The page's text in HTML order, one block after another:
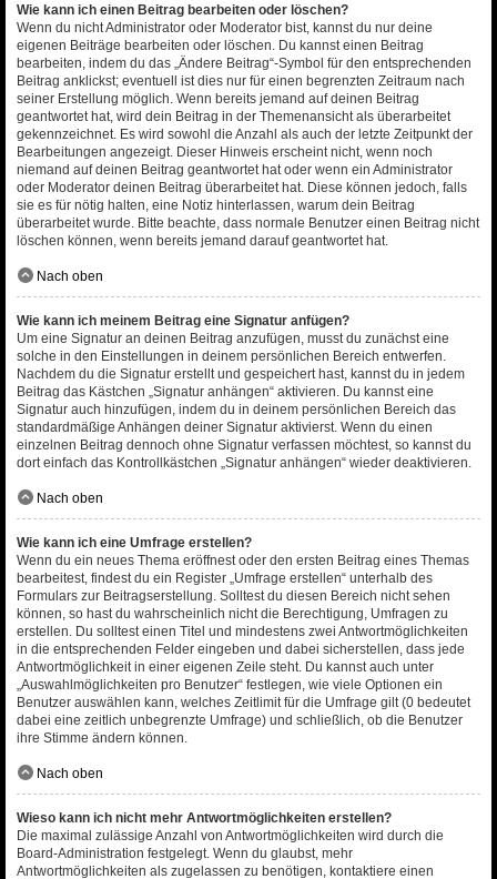
Wie kann ich einen Beitrag bearbeiten oder löschen?
Wenn du nicht Administrator oder Moderator bist, kannst du nur deine
eigenen Beiträge bearbeiten oder löschen. Du kannst einen Beitrag
bearbeiten, indem du das „Ändere Beitrag“-Symbol für den entsprechenden
Beitrag anklickst; eventuell ist dies nur für einen begrenzten Zeitraum nach
seiner Erstellung möglich. Wenn bereits jemand auf deinen Beitrag
geantwortet hat, wird dein Beitrag in der Themenansicht als überarbeitet
gekennzeichnet. Es wird sowohl die Anzahl als auch der letzte Zeitpunkt der
Bearbeitungen angezeigt. Dieser Hinweis erscheint nicht, wenn noch
niemand auf deinen Beitrag geantwortet hat oder wenn ein Administrator
oder Moderator deinen Beitrag überarbeitet hat. Diese können jedoch, falls
sie es für nötig halten, eine Notiz hinterlassen, warum dein Beitrag
überarbeitet wurde. Bitte beachte, dass normale Benutzer einen Beitrag nicht
löschen können, wenn bereits jemand darauf geantwortet hat.
Nach oben
Wie kann ich meinem Beitrag eine Signatur anfügen?
Um eine Signatur an deinen Beitrag anzufügen, musst du zunächst eine
solche in den Einstellungen in deinem persönlichen Bereich entwerfen.
Nachdem du die Signatur erstellt und gespeichert hast, kannst du in jedem
Beitrag das Kästchen „Signatur anhängen“ aktivieren. Du kannst eine
Signatur auch hinzufügen, indem du in deinem persönlichen Bereich das
standardmäßige Anhängen deiner Signatur aktivierst. Wenn du einen
einzelnen Beitrag dennoch ohne Signatur verfassen möchtest, so kannst du
dort einfach das Kontrollkästchen „Signatur anhängen“ wieder deaktivieren.
Nach oben
Wie kann ich eine Umfrage erstellen?
Wenn du ein neues Thema eröffnest oder den ersten Beitrag eines Themas
bearbeitest, findest du ein Register „Umfrage erstellen“ unterhalb des
Formulars zur Beitragserstellung. Solltest du diesen Bereich nicht sehen
können, so hast du wahrscheinlich nicht die Berechtigung, Umfragen zu
erstellen. Du solltest einen Titel und mindestens zwei Antwortmöglichkeiten
in die entsprechenden Felder eingeben und dabei sicherstellen, dass jede
Antwortmöglichkeit in einer eigenen Zeile steht. Du kannst auch unter
„Auswahlmöglichkeiten pro Benutzer“ festlegen, wie viele Optionen ein
Benutzer auswählen kann, welches Zeitlimit für die Umfrage gilt (0 bedeutet
dabei eine zeitlich unbegrenzte Umfrage) und schließlich, ob die Benutzer
ihre Stimme ändern können.
Nach oben
Wieso kann ich nicht mehr Antwortmöglichkeiten erstellen?
Die maximal zulässige Anzahl von Antwortmöglichkeiten wird durch die
Board-Administration festgelegt. Wenn du glaubst, mehr
Antwortmöglichkeiten als zugelassen zu benötigen, kontaktiere einen